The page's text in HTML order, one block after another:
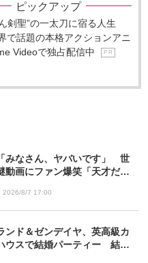
ピックアップ
剣聖”の一太刀に宿る人生
話題の本格アクションアニ
Videoで独占配信中
P R
みなさん、ヤバいです」 世
動画にファン爆笑「天才だ
2026/8/7 17:00
ンド＆ゼンデイヤ、英高級カ
ウスで結婚パーティー 結婚